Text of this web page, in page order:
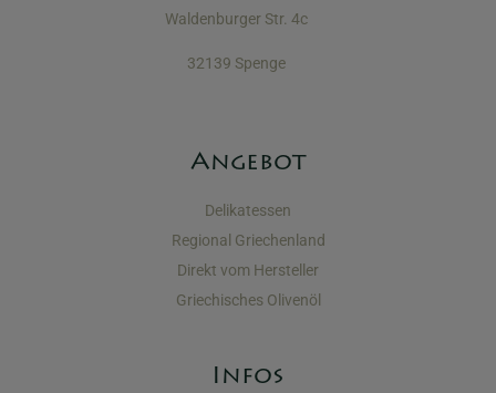
Waldenburger Str. 4c
32139 Spenge
Angebot
Delikatessen
Regional Griechenland
Direkt vom Hersteller
Griechisches Olivenöl
Infos